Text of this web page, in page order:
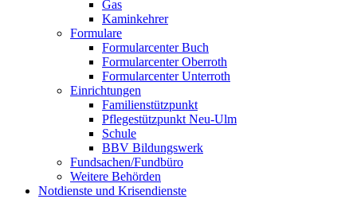
Gas
Kaminkehrer
Formulare
Formularcenter Buch
Formularcenter Oberroth
Formularcenter Unterroth
Einrichtungen
Familienstützpunkt
Pflegestützpunkt Neu-Ulm
Schule
BBV Bildungswerk
Fundsachen/Fundbüro
Weitere Behörden
Notdienste und Krisendienste